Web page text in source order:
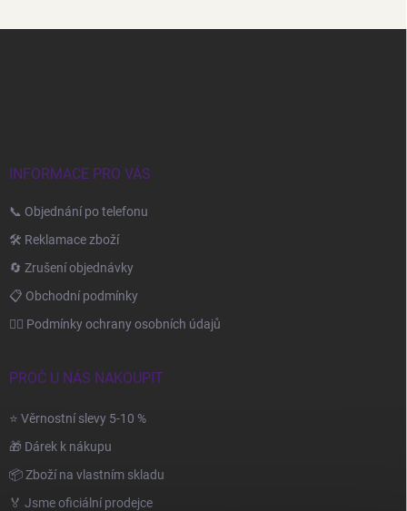
INFORMACE PRO VÁS
📞 Objednání po telefonu
🛠️ Reklamace zboží
🔄 Zrušení objednávky
📋 Obchodní podmínky
🙆‍♂️ Podmínky ochrany osobních údajů
PROČ U NÁS NAKOUPIT
⭐ Věrnostní slevy 5-10 %
🎁 Dárek k nákupu
📦 Zboží na vlastním skladu
🏅 Jsme oficiální prodejce